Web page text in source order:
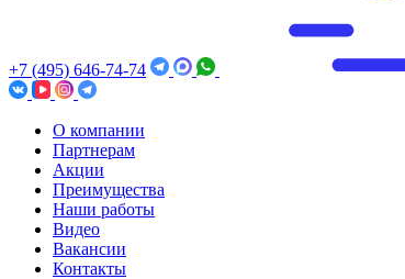
+7 (495) 646-74-74
О компании
Партнерам
Акции
Преимущества
Наши работы
Видео
Вакансии
Контакты